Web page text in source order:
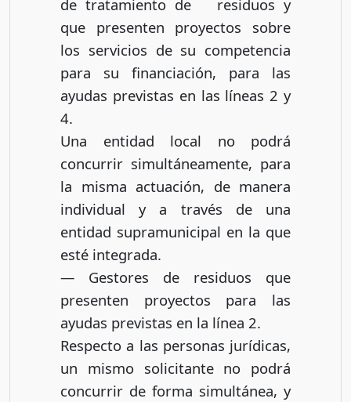
de tratamiento de residuos y
que presenten proyectos sobre
los servicios de su competencia
para su financiación, para las
ayudas previstas en las líneas 2 y
4.
Una entidad local no podrá
concurrir simultáneamente, para
la misma actuación, de manera
individual y a través de una
entidad supramunicipal en la que
esté integrada.
— Gestores de residuos que
presenten proyectos para las
ayudas previstas en la línea 2.
Respecto a las personas jurídicas,
un mismo solicitante no podrá
concurrir de forma simultánea, y